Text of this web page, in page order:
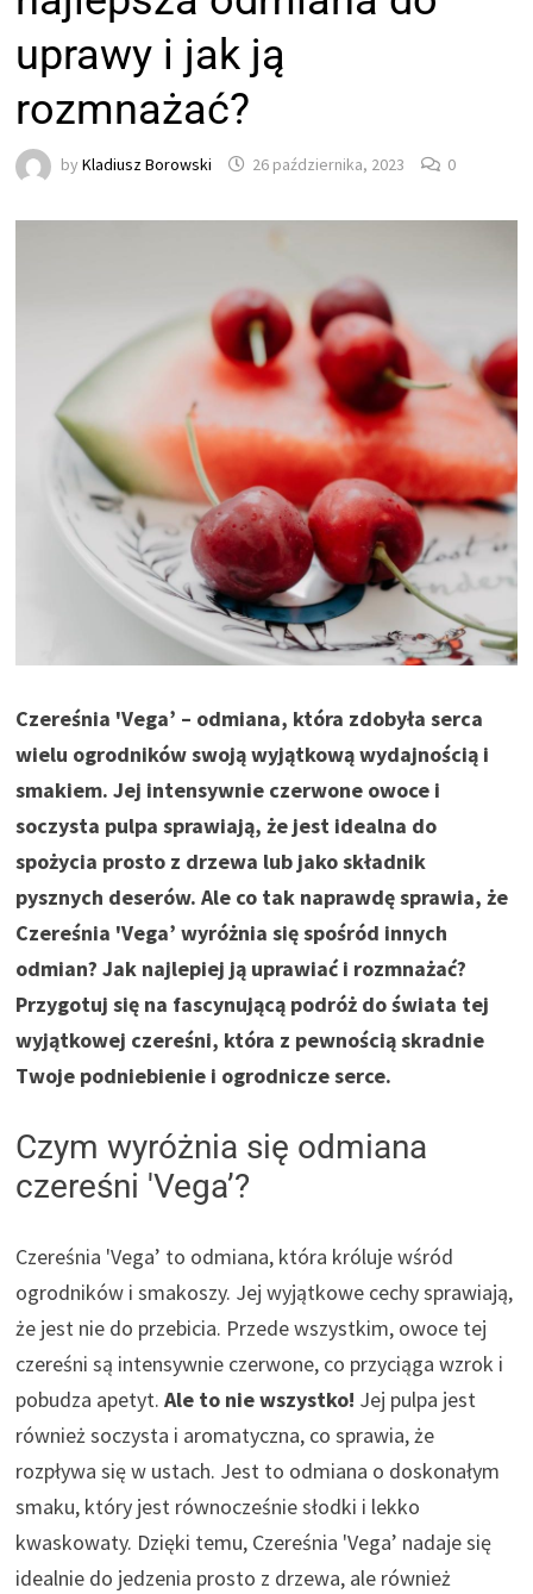
uprawy i jak ją
rozmnażać?
byKladiusz Borowski 26 października, 2023 0
Czereśnia 'Vega’ – odmiana, która zdobyła serca
wielu ogrodników swoją wyjątkową wydajnością i
smakiem. Jej intensywnie czerwone owoce i
soczysta pulpa sprawiają, że jest idealna do
spożycia prosto z drzewa lub jako składnik
pysznych deserów. Ale co tak naprawdę sprawia, że
Czereśnia 'Vega’ wyróżnia się spośród innych
odmian? Jak najlepiej ją uprawiać i rozmnażać?
Przygotuj się na fascynującą podróż do świata tej
wyjątkowej czereśni, która z pewnością skradnie
Twoje podniebienie i ogrodnicze serce.
Czym wyróżnia się odmiana
czereśni 'Vega’?
Czereśnia 'Vega’ to odmiana, która króluje wśród
ogrodników i smakoszy. Jej wyjątkowe cechy sprawiają,
że jest nie do przebicia. Przede wszystkim, owoce tej
czereśni są intensywnie czerwone, co przyciąga wzrok i
pobudza apetyt.Ale to nie wszystko! Jej pulpa jest
również soczysta i aromatyczna, co sprawia, że
rozpływa się w ustach. Jest to odmiana o doskonałym
smaku, który jest równocześnie słodki i lekko
kwaskowaty. Dzięki temu, Czereśnia 'Vega’ nadaje się
idealnie do jedzenia prosto z drzewa, ale również